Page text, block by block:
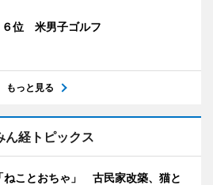
６位 米男子ゴルフ
もっと見る
ん経トピックス
ねことおちゃ」 古民家改築、猫と